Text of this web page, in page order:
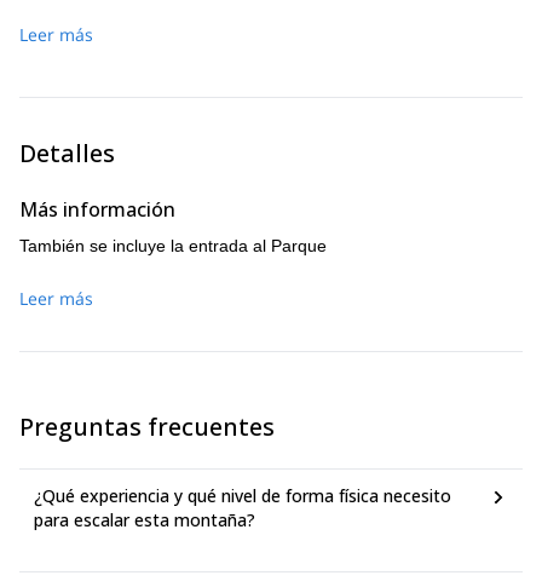
cerca del Refugio Carrel a unos 4800 metros. Pasaremos la
importante, descansando. Finalmente, cenaremos temprano
de las condiciones climáticas, nuestro ascenso al
almorzaremos en un restaurante. Después de eso,
Leer más
Detalles
Más información
También se incluye la entrada al Parque
Leer más
Preguntas frecuentes
¿Qué experiencia y qué nivel de forma física necesito
para escalar esta montaña?